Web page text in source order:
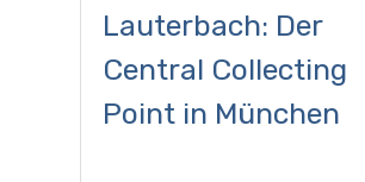
Lauterbach: Der
Central Collecting
Point in München